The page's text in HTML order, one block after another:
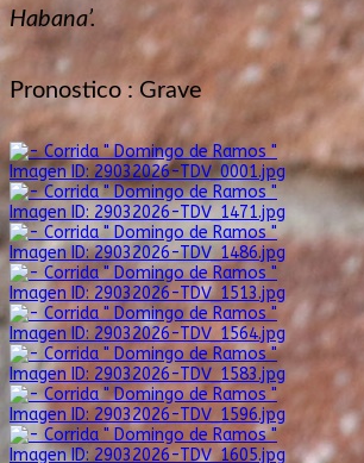
Habana’.
Pronostico : Grave
Imagen ID: 29032026-TDV_0001.jpg
Imagen ID: 29032026-TDV_1471.jpg
Imagen ID: 29032026-TDV_1486.jpg
Imagen ID: 29032026-TDV_1513.jpg
Imagen ID: 29032026-TDV_1564.jpg
Imagen ID: 29032026-TDV_1583.jpg
Imagen ID: 29032026-TDV_1596.jpg
Imagen ID: 29032026-TDV_1605.jpg